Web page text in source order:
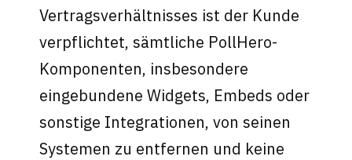
Vertragsverhältnisses ist der Kunde
verpflichtet, sämtliche PollHero-
Komponenten, insbesondere
eingebundene Widgets, Embeds oder
sonstige Integrationen, von seinen
Systemen zu entfernen und keine